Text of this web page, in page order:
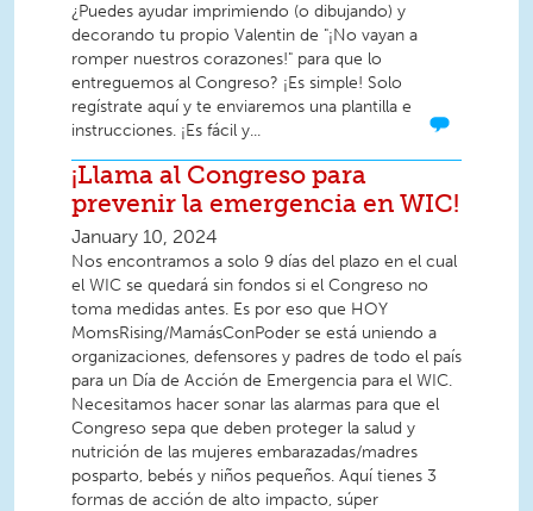
¿Puedes ayudar imprimiendo (o dibujando) y
decorando tu propio Valentin de "¡No vayan a
romper nuestros corazones!" para que lo
entreguemos al Congreso? ¡Es simple! Solo
regístrate aquí y te enviaremos una plantilla e
instrucciones. ¡Es fácil y...
¡Llama al Congreso para
prevenir la emergencia en WIC!
January 10, 2024
Nos encontramos a solo 9 días del plazo en el cual
el WIC se quedará sin fondos si el Congreso no
toma medidas antes. Es por eso que HOY
MomsRising/MamásConPoder se está uniendo a
organizaciones, defensores y padres de todo el país
para un Día de Acción de Emergencia para el WIC.
Necesitamos hacer sonar las alarmas para que el
Congreso sepa que deben proteger la salud y
nutrición de las mujeres embarazadas/madres
posparto, bebés y niños pequeños. Aquí tienes 3
formas de acción de alto impacto, súper